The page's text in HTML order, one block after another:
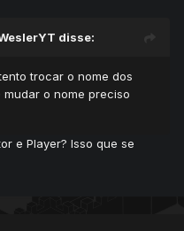
disse:
trocar o nome dos
o nome preciso
e Player? Isso que se